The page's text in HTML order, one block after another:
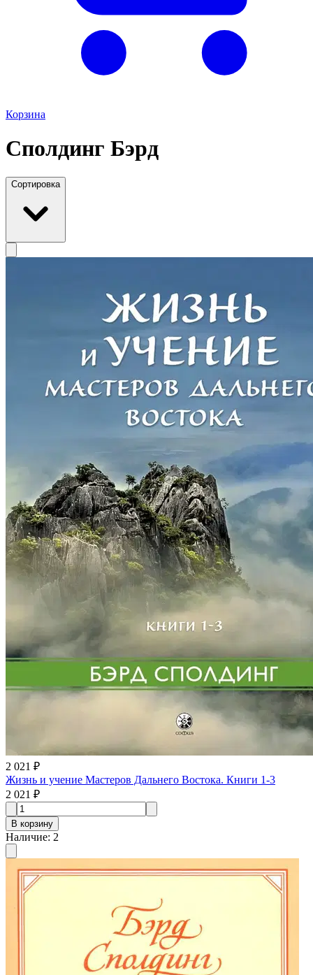
Корзина
Сполдинг Бэрд
Сортировка
2 021 ₽
Жизнь и учение Мастеров Дальнего Востока. Книги 1-3
2 021 ₽
В корзину
Наличие: 2